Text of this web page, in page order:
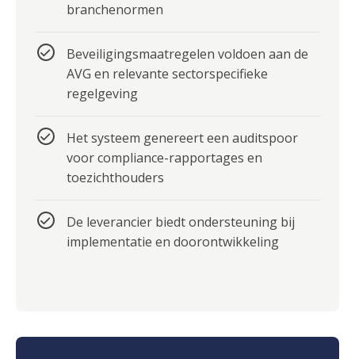
branchenormen
Beveiligingsmaatregelen voldoen aan de
AVG en relevante sectorspecifieke
regelgeving
Het systeem genereert een auditspoor
voor compliance-rapportages en
toezichthouders
De leverancier biedt ondersteuning bij
implementatie en doorontwikkeling